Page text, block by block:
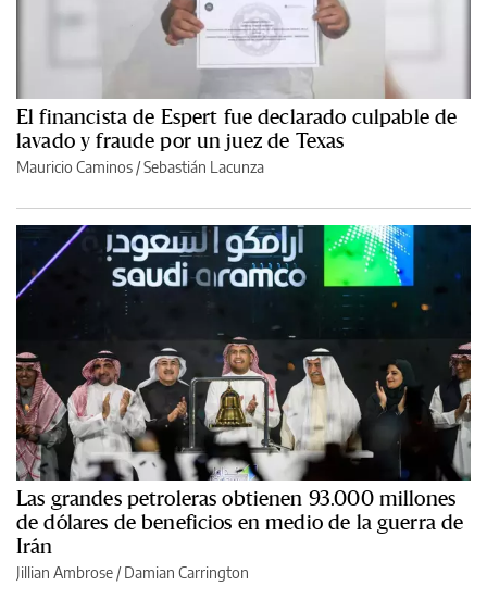
El financista de Espert fue declarado culpable de
lavado y fraude por un juez de Texas
Mauricio Caminos /Sebastián Lacunza
Las grandes petroleras obtienen 93.000 millones
de dólares de beneficios en medio de la guerra de
Irán
Jillian Ambrose / Damian Carrington